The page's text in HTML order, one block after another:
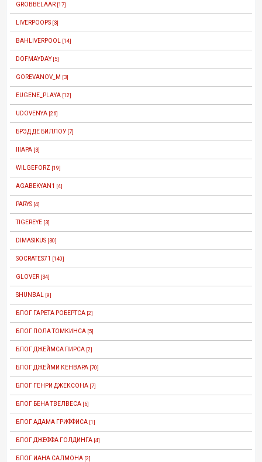
GROBBELAAR [17]
LIVERPOOPS [3]
BAHLIVERPOOL [14]
DOFMAYDAY [5]
GOREVANOV_M [3]
EUGENE_PLAYA [12]
UDOVENYA [26]
БРЭД ДЕ БИЛЛОУ [7]
IIIAPA [3]
WILGEFORZ [19]
AGABEKYAN1 [4]
PARYS [4]
TIGEREYE [3]
DIMASIKUS [30]
SOCRATES71 [140]
GLOVER [34]
SHUNBAL [9]
БЛОГ ГАРЕТА РОБЕРТСА [2]
БЛОГ ПОЛА ТОМКИНСА [5]
БЛОГ ДЖЕЙМСА ПИРСА [2]
БЛОГ ДЖЕЙМИ КЕНВАРА [70]
БЛОГ ГЕНРИ ДЖЕКСОНА [7]
БЛОГ БЕНА ТВЕЛВЕСА [6]
БЛОГ АДАМА ГРИФФИСА [1]
БЛОГ ДЖЕФФА ГОЛДИНГА [4]
БЛОГ ИАНА САЛМОНА [2]